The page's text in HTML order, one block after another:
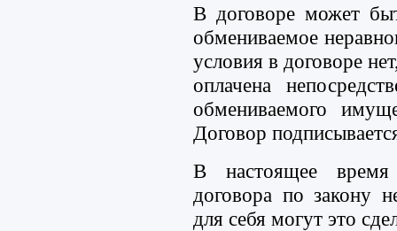
В договоре может
обмениваемое
условия в договоре
оплачена
обмениваемого
Договор
В настоящее время
договора по закону
для себя могут это